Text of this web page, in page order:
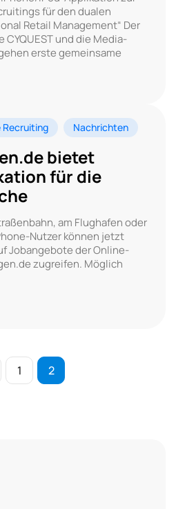
für den dualen
Retail Management“ Der
und die Media-
erste gemeinsame
Recruiting Nachrichten
bietet
für die
am Flughafen oder
Nutzer können jetzt
Jobangebote der Online-
zugreifen. Möglich
1 2